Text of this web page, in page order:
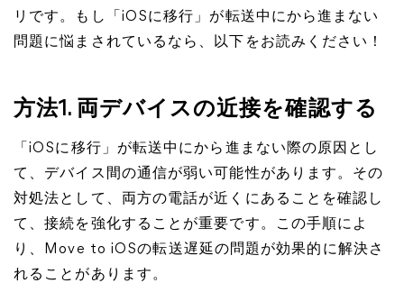
リです。もし「iOSに移行」が転送中にから進まない
問題に悩まされているなら、以下をお読みください！
方法1. 両デバイスの近接を確認する
「iOSに移行」が転送中にから進まない際の原因とし
て、デバイス間の通信が弱い可能性があります。その
対処法として、両方の電話が近くにあることを確認し
て、接続を強化することが重要です。この手順によ
り、Move to iOSの転送遅延の問題が効果的に解決さ
れることがあります。